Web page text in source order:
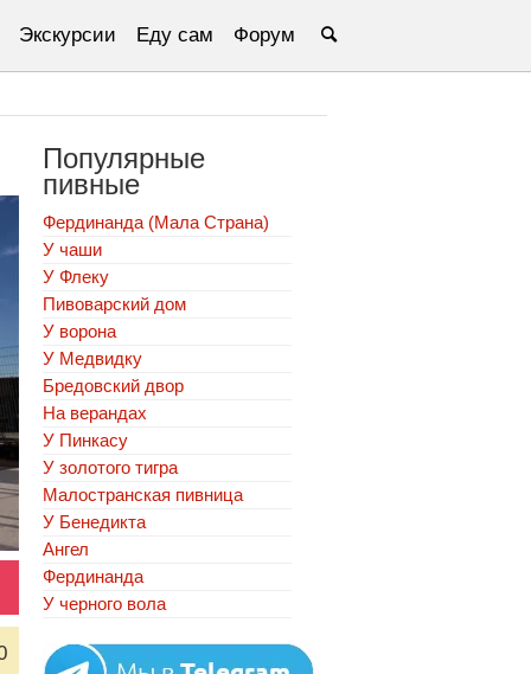
Экскурсии Еду сам Форум
Популярные
пивные
Фердинанда (Мала Страна)
У чаши
У Флеку
Пивоварский дом
У ворона
У Медвидку
Бредовский двор
На верандах
У Пинкасу
У золотого тигра
Малостранская пивница
У Бенедикта
Ангел
Фердинанда
У черного вола